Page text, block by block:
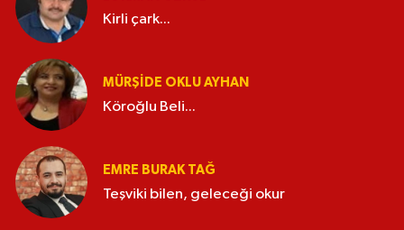
Kirli çark...
MÜRŞIDE OKLU AYHAN
Köroğlu Beli...
EMRE BURAK TAĞ
Teşviki bilen, geleceği okur